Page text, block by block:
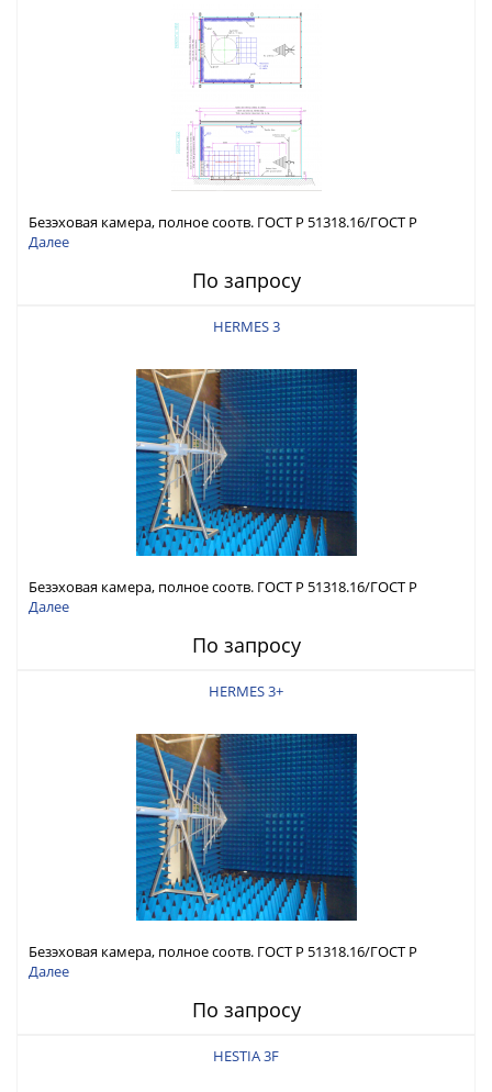
Безэховая камера, полное соотв. ГОСТ Р 51318.16/ГОСТ Р
51317.4.3
Далее
По запросу
HERMES 3
Безэховая камера, полное соотв. ГОСТ Р 51318.16/ГОСТ Р
51317.4.3
Далее
По запросу
HERMES 3+
Безэховая камера, полное соотв. ГОСТ Р 51318.16/ГОСТ Р
51317.4.3
Далее
По запросу
HESTIA 3F